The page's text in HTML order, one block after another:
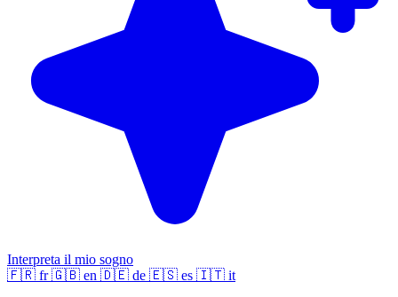
Interpreta il mio sogno
🇫🇷 fr 🇬🇧 en 🇩🇪 de 🇪🇸 es 🇮🇹 it